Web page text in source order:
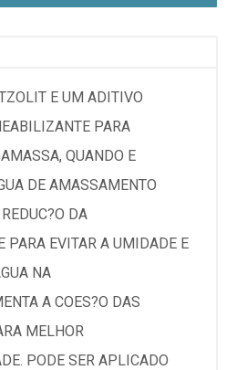
E UM ADITIVO
PARA
QUANDO E
DE AMASSAMENTO
DA
PARA EVITAR A UMIDADE E
NA
A COES?O DAS
MELHOR
PODE SER APLICADO